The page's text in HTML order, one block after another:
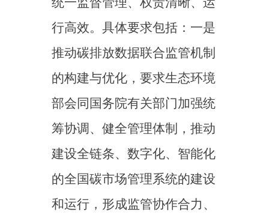
任义务，重点排放单位应履行
碳排放核算与报告的主体责
任，推动企业建立健全碳排放
数据质量内部管理制度；核查
机构应严格遵循客观独立、诚
实守信、公平公正、专业严谨
的准确性和可信度；地方生态
环境、市场监管部门等相关主